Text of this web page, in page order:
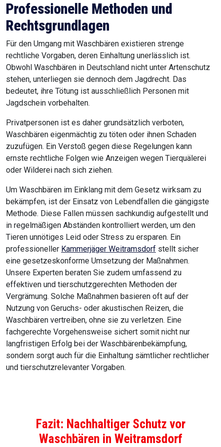
Professionelle Methoden und
Rechtsgrundlagen
Für den Umgang mit Waschbären existieren strenge
rechtliche Vorgaben, deren Einhaltung unerlässlich ist.
Obwohl Waschbären in Deutschland nicht unter Artenschutz
stehen, unterliegen sie dennoch dem Jagdrecht. Das
bedeutet, ihre Tötung ist ausschließlich Personen mit
Jagdschein vorbehalten.
Privatpersonen ist es daher grundsätzlich verboten,
Waschbären eigenmächtig zu töten oder ihnen Schaden
zuzufügen. Ein Verstoß gegen diese Regelungen kann
ernste rechtliche Folgen wie Anzeigen wegen Tierquälerei
oder Wilderei nach sich ziehen.
Um Waschbären im Einklang mit dem Gesetz wirksam zu
bekämpfen, ist der Einsatz von Lebendfallen die gängigste
Methode. Diese Fallen müssen sachkundig aufgestellt und
in regelmäßigen Abständen kontrolliert werden, um den
Tieren unnötiges Leid oder Stress zu ersparen. Ein
professioneller Kammerjäger Weitramsdorf stellt sicher
eine gesetzeskonforme Umsetzung der Maßnahmen.
Unsere Experten beraten Sie zudem umfassend zu
effektiven und tierschutzgerechten Methoden der
Vergrämung. Solche Maßnahmen basieren oft auf der
Nutzung von Geruchs- oder akustischen Reizen, die
Waschbären vertreiben, ohne sie zu verletzen. Eine
fachgerechte Vorgehensweise sichert somit nicht nur
langfristigen Erfolg bei der Waschbärenbekämpfung,
sondern sorgt auch für die Einhaltung sämtlicher rechtlicher
und tierschutzrelevanter Vorgaben.
Fazit: Nachhaltiger Schutz vor
Waschbären in Weitramsdorf